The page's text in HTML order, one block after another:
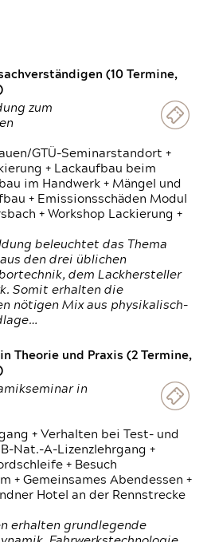
(10 Termine,
zum
GTÜ-Seminarstandort +
+ Lackaufbau beim
im Handwerk + Mängel und
+ Emissionsschäden Modul
+ Workshop Lackierung +
beleuchtet das Thema
den drei üblichen
dem Lackhersteller
Somit erhalten die
nötigen Mix aus physikalisch-
Theorie und Praxis (2 Termine,
in
+ Verhalten bei Test- und
Nat.-A-Lizenzlehrgang +
+ Besuch
+ Gemeinsames Abendessen +
Hotel an der Rennstrecke
erhalten grundlegende